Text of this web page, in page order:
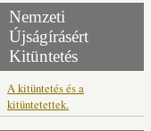
Nemzeti
Újságírásért
Kitüntetés
A kitüntetés és a
kitüntetettek.